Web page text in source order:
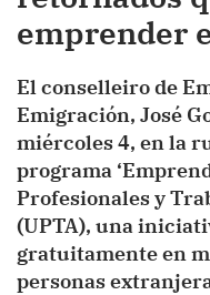
emprender
El conselleiro de
Emigración, José
miércoles 4, en la
programa
Profesionales y
(UPTA), una
gratuitamente en
personas